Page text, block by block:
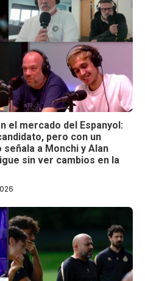
el mercado del Espanyol:
pero con un
a Monchi y Alan
sin ver cambios en la